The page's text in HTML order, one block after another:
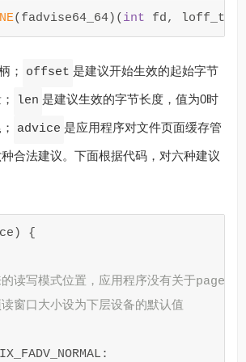
( fadvise64_64)( int fd, loff_t
； offset 是建议开始生效的起始字节
len 是建议生效的字节长度，值为0时
advice 是应用程序对文件页面缓存管
合法建议。下面根据代码，对六种建议
)
{
读写模式位置，应用程序没有关于page
窗口大小设为下层设备的默认值
: